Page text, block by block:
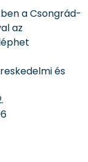
a Csongrád-
az
és